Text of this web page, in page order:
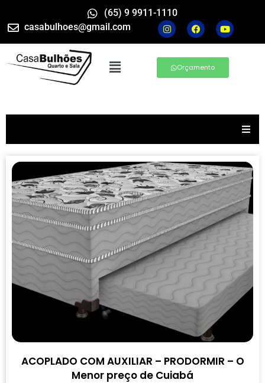
(65) 9 9911-1110
casabulhoes@gmail.com
Orçamento
ACOPLADO COM AUXILIAR – PRODORMIR – O
Menor preço de Cuiabá